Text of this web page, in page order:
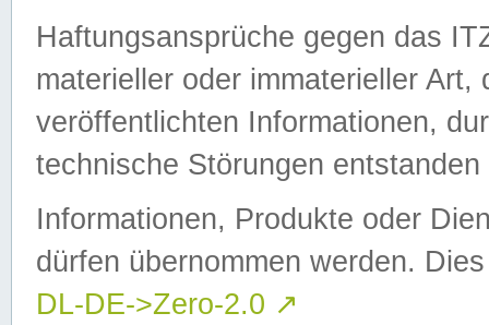
Haftungsansprüche gegen das
materieller oder immaterieller
veröffentlichten Informationen,
technische Störungen
Informationen, Produkte oder
dürfen übernommen werden.
DL-DE->Zero-2.0 ↗